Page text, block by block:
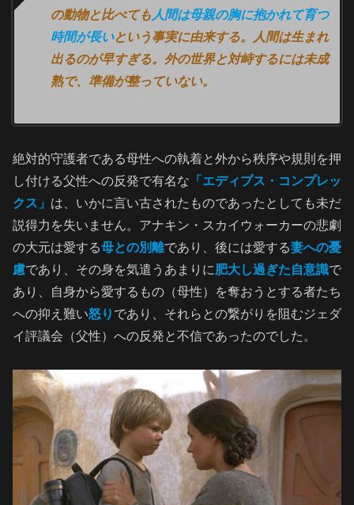
の動物と比べても 人間は母親の胸に抱かれて育つ
時間が長いという事実に由来する。人間は生まれ
出るのが早すぎる。外の世界と対峙するには未成
熟で、準備が整っていない。
絶対的守護者である母性への執着と外から秩序や規則を押
し付ける父性への反発で有名な 「エディプス・コンプレッ
クス」 は、いかに言い古されたものであったとしても未だ
説得力を失いません。アナキン・スカイウォーカーの悲劇
の大元は愛する母との別離であり、後には愛する妻への憂
慮であり、その身を気遣うあまりに肥大し過ぎた自意識で
あり、自身から愛するもの（母性）を奪おうとする者たち
への抑え難い怒り であり、それらとの繋がりを阻むジェダ
イ評議会（父性）への反発と不信であったのでした。